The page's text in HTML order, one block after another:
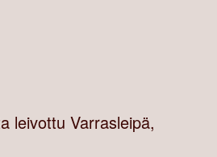
leivottu Varrasleipä,